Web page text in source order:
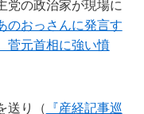
党の政治家が現場に
のおっさんに発言す
菅元首相に強い憤
送り（ 『産経記事巡